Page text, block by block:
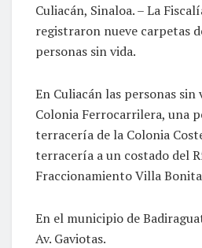
Culiacán, Sinaloa. – La
registraron nueve carpetas
personas sin vida.
En Culiacán las personas
Colonia Ferrocarrilera, una
terracería de la Colonia
terracería a un costado del
Fraccionamiento Villa
En el municipio de
Av. Gaviotas.